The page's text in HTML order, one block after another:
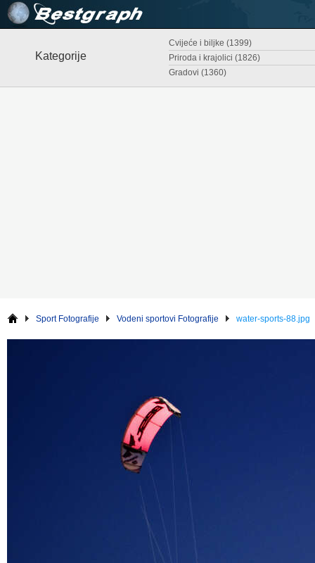
Kategorije
Cvijeće i biljke (1399)
Priroda i krajolici (1826)
Gradovi (1360)
Sport Fotografije Vodeni sportovi Fotografije water-sports-88.jpg